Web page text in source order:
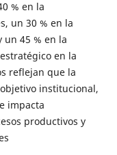
% en la
un 30 % en la
45 % en la
en la
reflejan que la
institucional,
impacta
productivos y